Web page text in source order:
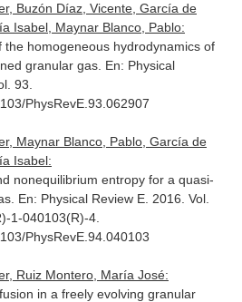
Buzón Díaz, Vicente, García de
Isabel, Maynar Blanco, Pablo:
the homogeneous hydrodynamics of
granular gas. En: Physical
93.
PhysRevE.93.062907
Maynar Blanco, Pablo, García de
Isabel:
nonequilibrium entropy for a quasi-
En: Physical Review E. 2016. Vol.
1-040103(R)-4.
PhysRevE.94.040103
Ruiz Montero, María José:
in a freely evolving granular